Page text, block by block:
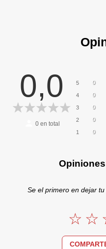
0,0
0en total
5 0
4 0
3 0
2 0
1 0
Se el primero en dejar